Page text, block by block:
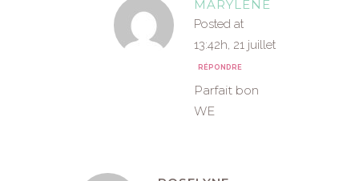
MARYLÈNE
Posted at
13:42h, 21 juillet
RÉPONDRE
Parfait bon
WE